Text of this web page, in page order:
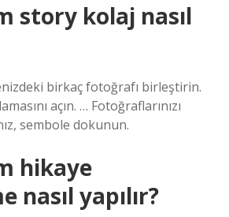
story kolaj nasıl
birkaç fotoğrafı birleştirin.
açın. … Fotoğraflarınızı
sembole dokunun.
hikaye
nasıl yapılır?